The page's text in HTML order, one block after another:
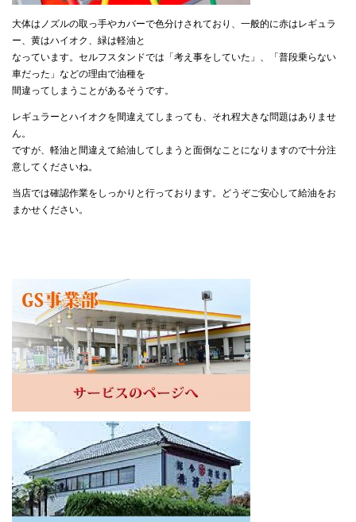
大体はノズルの取っ手やカバーで色分けされており、一般的に赤はレギュラ
ー、黄はハイオク、緑は軽油と
なっています。セルフスタンドでは「考え事をしていた」、「普段乗らない
車だった」などの理由で油種を
間違ってしまうことがあるそうです。
レギュラーとハイオクを間違えてしまっても、それ程大きな問題はありませ
ん。
ですが、軽油と間違えて給油してしまうと面倒なことになりますので十分注
意してくださいね。
当店では確認作業をしっかりと行っております。どうぞご安心して給油をお
まかせください。